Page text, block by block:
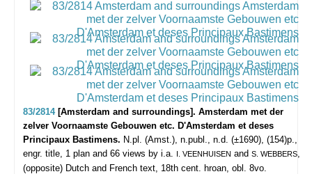
83/2814 [Amsterdam and surroundings]. Amsterdam met der
zelver Voornaamste Gebouwen etc. D'Amsterdam et deses
Principaux Bastimens. N.pl. (Amst.), n.publ., n.d. (±1690), (154)p.,
engr. title, 1 plan and 66 views by i.a. I. VEENHUISEN and S. WEBBERS,
(opposite) Dutch and French text, 18th cent. hroan, obl. 8vo.